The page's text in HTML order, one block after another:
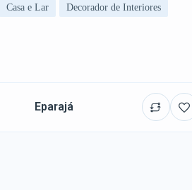
Casa e Lar Decorador de Interiores
Eparajá